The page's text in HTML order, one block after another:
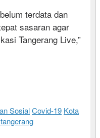
terdata dan
sasaran agar
Tangerang Live,”
SosialCovid-19 Kota